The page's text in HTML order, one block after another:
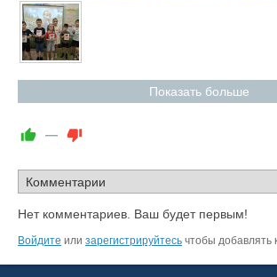
Показать больше
—
Нет комментариев. Ваш будет первым!
Войдите или зарегистрируйтесь чтобы добавлять